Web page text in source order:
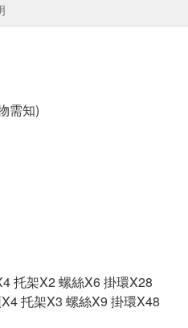
需知)
托架X2 螺絲X6 掛環X28
托架X3 螺絲X9 掛環X48